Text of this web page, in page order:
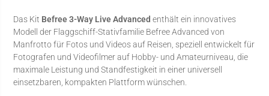
Das Kit Befree 3-Way Live Advanced enthält ein innovatives
Modell der Flaggschiff-Stativfamilie Befree Advanced von
Manfrotto für Fotos und Videos auf Reisen, speziell entwickelt für
Fotografen und Videofilmer auf Hobby- und Amateurniveau, die
maximale Leistung und Standfestigkeit in einer universell
einsetzbaren, kompakten Plattform wünschen.